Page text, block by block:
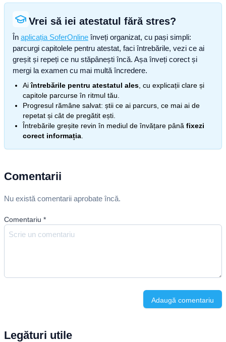
Vrei să iei atestatul fără stres?
În aplicația SoferOnline înveți organizat, cu pași simpli:
parcurgi capitolele pentru atestat, faci întrebările, vezi ce ai
greșit și repeți ce nu stăpânești încă. Așa înveți corect și
mergi la examen cu mai multă încredere.
Aiîntrebările pentru atestatul ales , cu explicații clare și
capitole parcurse în ritmul tău.
Progresul rămâne salvat: știi ce ai parcurs, ce mai ai de
repetat și cât de pregătit ești.
Întrebările greșite revin în mediul de învățare până fixezi
corect informația
Comentarii
Nu există comentarii aprobate încă.
Comentariu *
Adaugă comentariu
Legături utile